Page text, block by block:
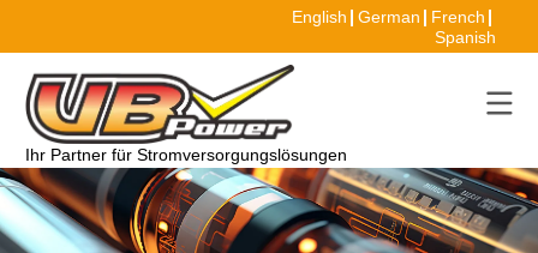
English German
French
Spanish
Ihr Partner für Stromversorgungslösungen